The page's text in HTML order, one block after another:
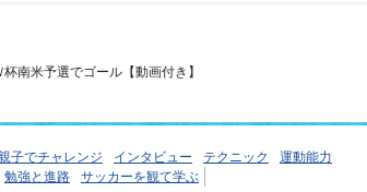
杯南米予選でゴール【動画付き】
子でチャレンジ インタビュー テクニック
運動能力
勉強と進路
サッカーを観て学ぶ